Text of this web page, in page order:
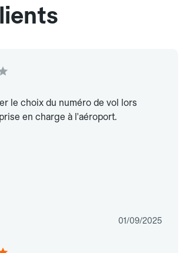
le choix du numéro de vol lors
en charge à l'aéroport.
01/09/2025